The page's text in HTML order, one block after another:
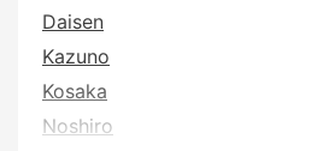
Daisen
Kazuno
Kosaka
Noshiro